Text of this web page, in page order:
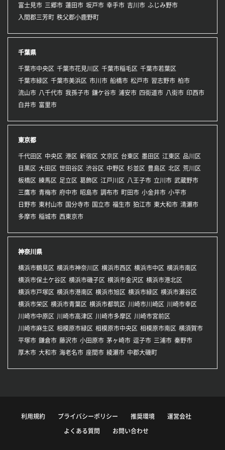
富士見市 三郷市 蓮田市 坂戸市 幸手市 吉川市 ふじみ野市
入間郡三芳町 秩父郡小鹿野町
千葉県
千葉市中央区 千葉市花見川区 千葉市稲毛区 千葉市若葉区
千葉市緑区 千葉市美浜区 市川市 船橋市 松戸市 習志野市 柏市
流山市 八千代市 我孫子市 鎌ケ谷市 浦安市 四街道市 八街市 印西市
白井市 富里市
東京都
千代田区 中央区 港区 新宿区 文京区 台東区 墨田区 江東区 品川区
目黒区 大田区 世田谷区 渋谷区 中野区 杉並区 豊島区 北区 荒川区
板橋区 練馬区 足立区 葛飾区 江戸川区 八王子市 立川市 武蔵野市
三鷹市 青梅市 府中市 昭島市 調布市 町田市 小金井市 小平市
日野市 東村山市 国分寺市 国立市 福生市 狛江市 東大和市 清瀬市
多摩市 稲城市 西東京市
神奈川県
横浜市鶴見区 横浜市神奈川区 横浜市西区 横浜市中区 横浜市南区
横浜市保土ケ谷区 横浜市磯子区 横浜市金沢区 横浜市港北区
横浜市戸塚区 横浜市港南区 横浜市旭区 横浜市緑区 横浜市瀬谷区
横浜市栄区 横浜市青葉区 横浜市都筑区 川崎市川崎区 川崎市幸区
川崎市中原区 川崎市高津区 川崎市多摩区 川崎市宮前区
川崎市麻生区 相模原市緑区 相模原市中央区 相模原市南区 横須賀市
平塚市 鎌倉市 藤沢市 小田原市 茅ヶ崎市 逗子市 三浦市 秦野市
厚木市 大和市 海老名市 座間市 綾瀬市 中郡大磯町
利用規約 プライバシーポリシー 推奨環境 運営会社
よくある質問 お問い合わせ